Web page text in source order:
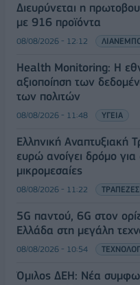
Διευρύνεται η
με 916 προϊόντα
08/08/2026 - 12:12
Health Monitoring: Η
αξιοποίηση των
των πολιτών
08/08/2026 - 11:48 ΥΓΕΙΑ
Ελληνική Αναπτυξιακή
ευρώ ανοίγει δρόμο
μικρομεσαίες
08/08/2026 - 11:22 ΤΡΑΠΕΖΕΣ
5G παντού, 6G στον
Ελλάδα στη μεγάλη
08/08/2026 - 10:54
Όμιλος ΔΕΗ: Νέα